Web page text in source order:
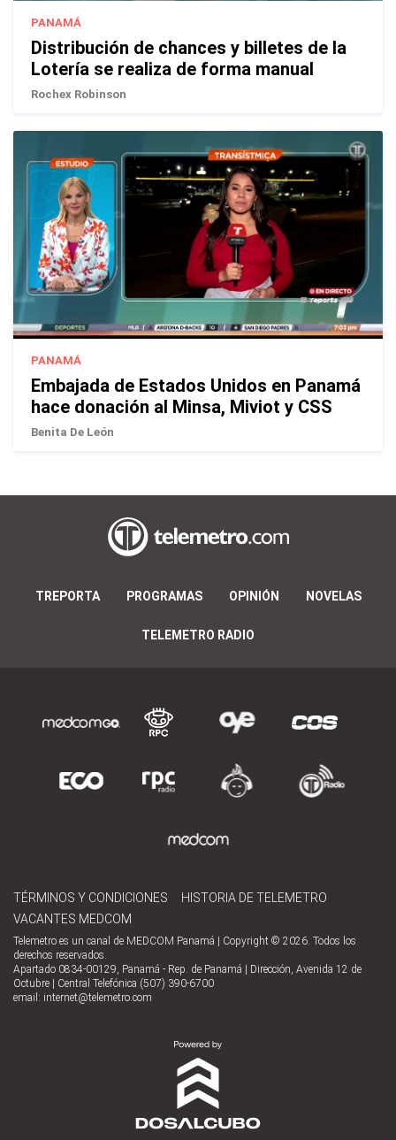
PANAMÁ
Distribución de chances y billetes de la
Lotería se realiza de forma manual
Rochex Robinson
PANAMÁ
Embajada de Estados Unidos en Panamá
hace donación al Minsa, Miviot y CSS
Benita De León
TREPORTA PROGRAMAS OPINIÓN NOVELAS
TELEMETRO RADIO
TÉRMINOS Y CONDICIONES
HISTORIA DE TELEMETRO
VACANTES MEDCOM
Telemetro es un canal de MEDCOM Panamá | Copyright © 2026. Todos los
derechos reservados.
Apartado 0834-00129, Panamá - Rep. de Panamá | Dirección, Avenida 12 de
Octubre | Central Telefónica (507) 390-6700
email: internet@telemetro.com